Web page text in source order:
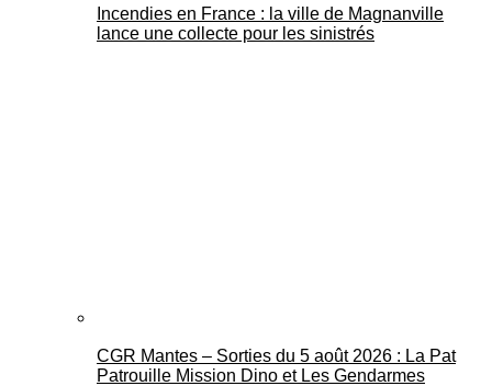
Incendies en France : la ville de Magnanville
lance une collecte pour les sinistrés
CGR Mantes – Sorties du 5 août 2026 : La Pat
Patrouille Mission Dino et Les Gendarmes